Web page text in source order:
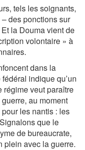
tels les soignants,
des ponctions sur
la Douma vient de
volontaire » à
dans la
indique qu’un
régime veut paraître
au moment
les nantis : les
que le
de bureaucrate,
plein avec la guerre.